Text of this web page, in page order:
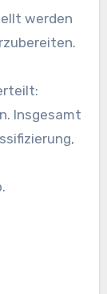
werden
Insgesamt